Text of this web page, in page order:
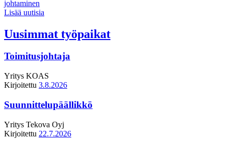
johtaminen
Lisää uutisia
Uusimmat työpaikat
Toimitusjohtaja
Yritys KOAS
Kirjoitettu 3.8.2026
Suunnittelupäällikkö
Yritys Tekova Oyj
Kirjoitettu 22.7.2026